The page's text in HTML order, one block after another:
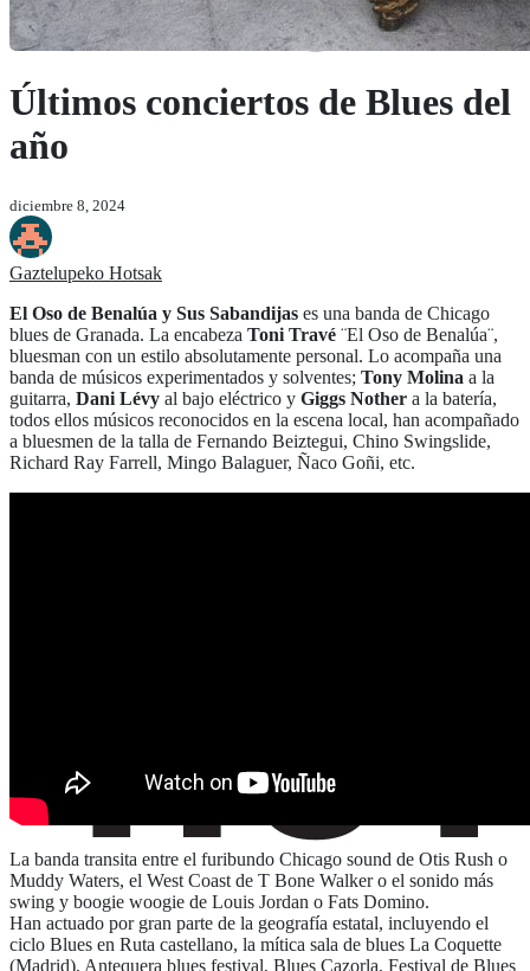
Últimos conciertos de Blues del
año
diciembre 8, 2024
Gaztelupeko Hotsak
El Oso de Benalúa y Sus Sabandijas es una banda de Chicago
blues de Granada. La encabeza Toni Travé ¨El Oso de Benalúa¨,
bluesman con un estilo absolutamente personal. Lo acompaña una
banda de músicos experimentados y solventes; Tony Molina a la
guitarra, Dani Lévy al bajo eléctrico y Giggs Nother a la batería,
todos ellos músicos reconocidos en la escena local, han acompañado
a bluesmen de la talla de Fernando Beiztegui, Chino Swingslide,
Richard Ray Farrell, Mingo Balaguer, Ñaco Goñi, etc.
La banda transita entre el furibundo Chicago sound de Otis Rush o
Muddy Waters, el West Coast de T Bone Walker o el sonido más
swing y boogie woogie de Louis Jordan o Fats Domino.
Han actuado por gran parte de la geografía estatal, incluyendo el
ciclo Blues en Ruta castellano, la mítica sala de blues La Coquette
(Madrid), Antequera blues festival, Blues Cazorla, Festival de Blues